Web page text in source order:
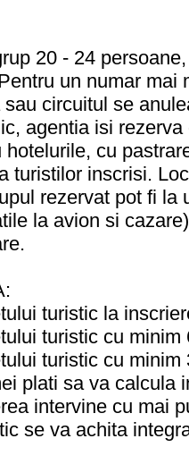
20 - 24
un numar mai
circuitul se
agentia isi
cu
turistilor inscrisi.
rezervat pot fi la
la avion si
turistic la
turistic cu
turistic cu
plati sa va calcula
intervine cu mai
se va achita